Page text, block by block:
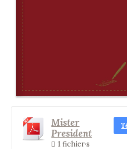
Mister
President
1 fichier·s